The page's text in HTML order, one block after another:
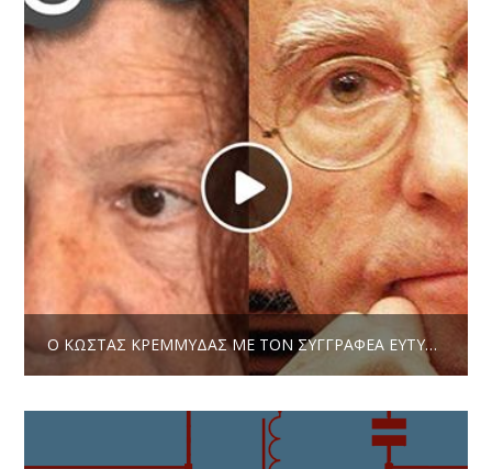
Ο ΚΏΣΤΑΣ ΚΡΕΜΜΎΔΑΣ ΜΕ ΤΟΝ ΣΥΓΓΡΑΦΈΑ ΕΥΤΎΧΗ ΜΠΙΤΣΆΚΗ ΜΙΛΟΎΝ ΓΙΑ ΤΟΝ ΜΆΗ ΤΟΥ ’68